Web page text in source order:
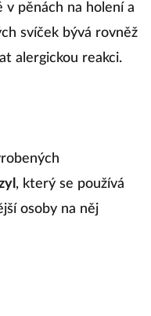
pěnách na holení a
svíček bývá rovněž
alergickou reakci.
, který se používá
osoby na něj